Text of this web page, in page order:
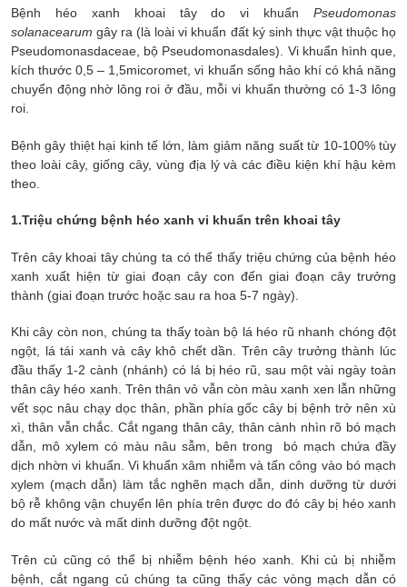
Bệnh héo xanh khoai tây do vi khuẩn Pseudomonas
solanacearum gây ra (là loài vi khuẩn đất ký sinh thực vật thuộc họ
Pseudomonasdaceae, bộ Pseudomonasdales). Vi khuẩn hình que,
kích thước 0,5 – 1,5micoromet, vi khuẩn sống hảo khí có khả năng
chuyển động nhờ lông roi ở đầu, mỗi vi khuẩn thường có 1-3 lông
roi.
Bệnh gây thiệt hại kinh tế lớn, làm giảm năng suất từ 10-100% tùy
theo loài cây, giống cây, vùng địa lý và các điều kiện khí hậu kèm
theo.
1.Triệu chứng bệnh héo xanh vi khuẩn trên khoai tây
Trên cây khoai tây chúng ta có thể thấy triệu chứng của bệnh héo
xanh xuất hiện từ giai đoạn cây con đến giai đoạn cây trưởng
thành (giai đoạn trước hoặc sau ra hoa 5-7 ngày).
Khi cây còn non, chúng ta thấy toàn bộ lá héo rũ nhanh chóng đột
ngột, lá tái xanh và cây khô chết dần. Trên cây trưởng thành lúc
đầu thấy 1-2 cành (nhánh) có lá bị héo rũ, sau một vài ngày toàn
thân cây héo xanh. Trên thân vỏ vẫn còn màu xanh xen lẫn những
vết sọc nâu chạy dọc thân, phần phía gốc cây bị bệnh trở nên xù
xì, thân vẫn chắc. Cắt ngang thân cây, thân cành nhìn rõ bó mạch
dẫn, mô xylem có màu nâu sẫm, bên trong bó mạch chứa đầy
dịch nhờn vi khuẩn. Vi khuẩn xâm nhiễm và tấn công vào bó mạch
xylem (mạch dẫn) làm tắc nghẽn mạch dẫn, dinh dưỡng từ dưới
bộ rễ không vận chuyển lên phía trên được do đó cây bị héo xanh
do mất nước và mất dinh dưỡng đột ngột.
Trên củ cũng có thể bị nhiễm bệnh héo xanh. Khi củ bị nhiễm
bệnh, cắt ngang củ chúng ta cũng thấy các vòng mạch dẫn có